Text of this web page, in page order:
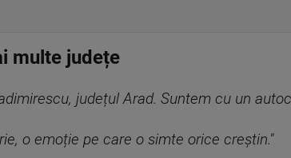
multe județe
județul Arad. Suntem cu un
o emoție pe care o simte orice creștin."